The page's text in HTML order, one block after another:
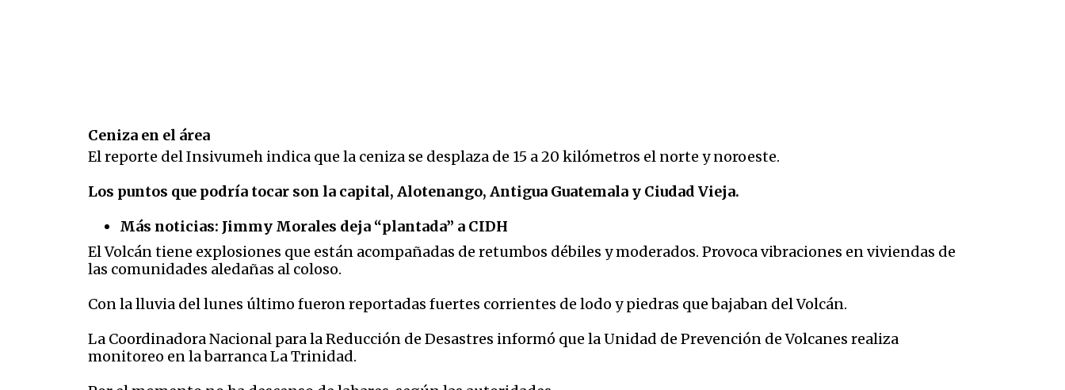
Ceniza en el área
El reporte del Insivumeh indica que la ceniza se desplaza de 15 a 20 kilómetros el norte y noroeste.
Los puntos que podría tocar son la capital, Alotenango, Antigua Guatemala y Ciudad Vieja.
Más noticias: Jimmy Morales deja “plantada” a CIDH
El Volcán tiene explosiones que están acompañadas de retumbos débiles y moderados. Provoca vibraciones en viviendas de
las comunidades aledañas al coloso.
Con la lluvia del lunes último fueron reportadas fuertes corrientes de lodo y piedras que bajaban del Volcán.
La Coordinadora Nacional para la Reducción de Desastres informó que la Unidad de Prevención de Volcanes realiza
monitoreo en la barranca La Trinidad.